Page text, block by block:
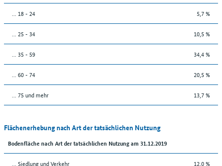
... 18 - 24 5,7 %
... 25 - 34 10,5 %
... 35 - 59 34,4 %
... 60 - 74 20,5 %
... 75 und mehr 13,7 %
Flächenerhebung nach Art der tatsächlichen Nutzung
Bodenfläche nach Art der tatsächlichen Nutzung am 31.12.2019
… Siedlung und Verkehr 12,0 %